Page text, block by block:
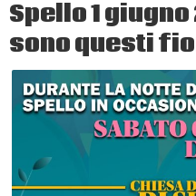
Spello 1
sono questi